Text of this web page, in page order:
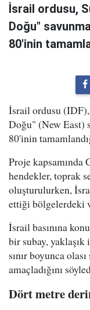
İsrail ordusu,
Doğu"
80'inin
İsrail ordusu (IDF),
Doğu" (New East)
80'inin
Proje kapsamında
hendekler, toprak
oluşturulurken,
ettiği bölgelerdeki
İsrail basınına
bir subay, yaklaşık
sınır boyunca
amaçladığını
Dört metre